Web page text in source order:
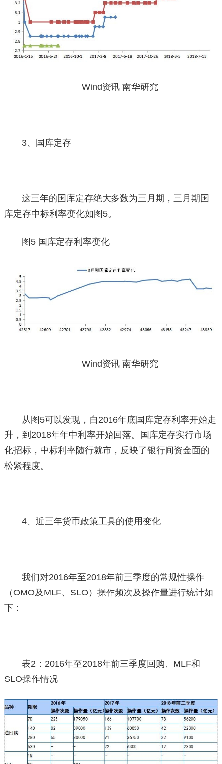
Wind资讯 南华研究
3、国库定存
这三年的国库定存绝大多数为三月期，三月期国
库定存中标利率变化如图5。
图5 国库定存利率变化
Wind资讯 南华研究
从图5可以发现，自2016年底国库定存利率开始走
升，到2018年年中利率开始回落。国库定存实行市场
化招标，中标利率随行就市，反映了银行间资金面的
松紧程度。
4、近三年货币政策工具的使用变化
我们对2016年至2018年前三季度的常规性操作
（OMO及MLF、SLO）操作频次及操作量进行统计如
下：
表2：2016年至2018年前三季度回购、MLF和
SLO操作情况